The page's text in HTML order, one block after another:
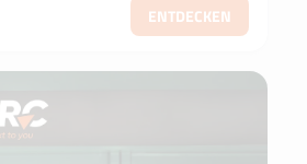
ENTDECKEN